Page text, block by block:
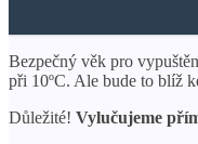
Bezpečný věk pro
při 10ºC. Ale bude to blíž
Důležité! Vylučujeme